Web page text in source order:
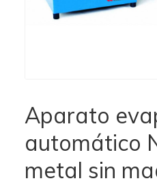
Aparato
automático
metal sin